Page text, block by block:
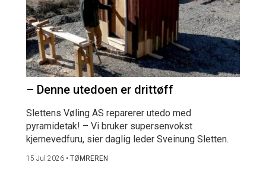
– Denne utedoen er drittøff
Slettens Vøling AS reparerer utedo med
pyramidetak! – Vi bruker supersenvokst
kjernevedfuru, sier daglig leder Sveinung Sletten.
15 Jul 2026 • TØMREREN